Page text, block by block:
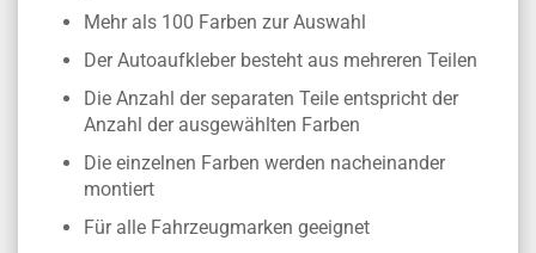
Mehr als 100 Farben zur Auswahl
Der Autoaufkleber besteht aus mehreren Teilen
Die Anzahl der separaten Teile entspricht der
Anzahl der ausgewählten Farben
Die einzelnen Farben werden nacheinander
montiert
Für alle Fahrzeugmarken geeignet